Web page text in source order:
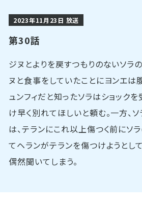
2023年11月23日 放送
第30話
ジヌとよりを戻すつもりのないソラ
ヌと食事をしていたことにヨンエは
ュンフィだと知ったソラはショック
け早く別れてほしいと頼む。一方、
は、テランにこれ以上傷つく前にソ
てヘランがテランを傷つけようと
偶然聞いてしまう。